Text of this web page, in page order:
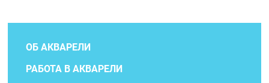
ОБ АКВАРЕЛИ
РАБОТА В АКВАРЕЛИ